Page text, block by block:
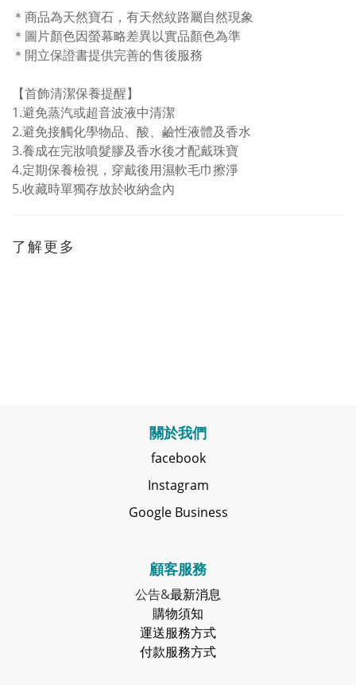
＊商品為天然寶石，有天然紋路屬自然現象
＊圖片顏色因螢幕略差異以實品顏色為準
＊開立保證書提供完善的售後服務
【首飾清潔保養提醒】
1.避免蒸汽或超音波液中清潔
2.避免接觸化學物品、酸、鹼性液體及香水
3.養成在完妝噴髮膠及香水後才配戴珠寶
4.定期保養檢視，穿戴後用濕軟毛巾擦淨
5.收藏時單獨存放於收納盒內
了解更多
關於我們
facebook
Instagram
Google Business
顧客服務
公告&最新消息
購物須知
運送服務方式
付款服務方式